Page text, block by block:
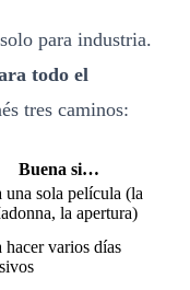
para industria.
todo el
tres caminos:
Buena si…
una sola película (la
la apertura)
hacer varios días